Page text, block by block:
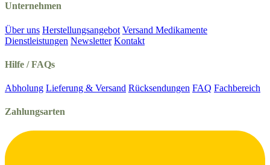
Unternehmen
Über uns Herstellungsangebot Versand Medikamente
Dienstleistungen Newsletter Kontakt
Hilfe / FAQs
Abholung Lieferung & Versand Rücksendungen FAQ Fachbereich
Zahlungsarten